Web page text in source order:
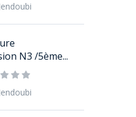
N3 /5ème...